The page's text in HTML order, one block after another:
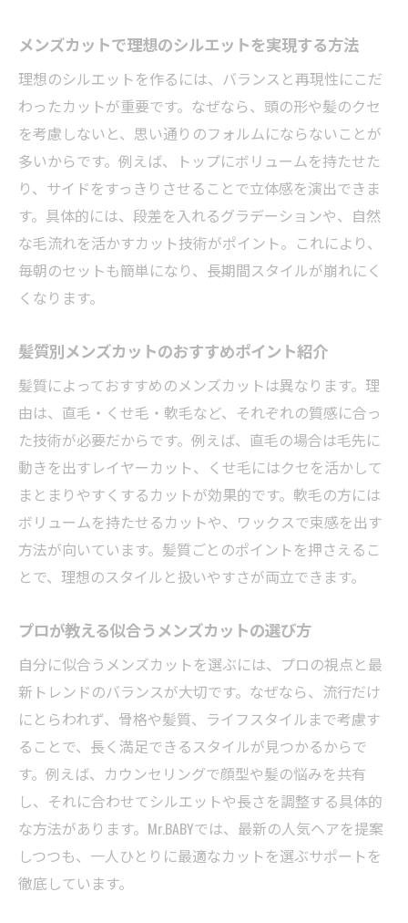
メンズカットで理想のシルエットを実現する方法
理想のシルエットを作るには、バランスと再現性にこだ
わったカットが重要です。なぜなら、頭の形や髪のクセ
を考慮しないと、思い通りのフォルムにならないことが
多いからです。例えば、トップにボリュームを持たせた
り、サイドをすっきりさせることで立体感を演出できま
す。具体的には、段差を入れるグラデーションや、自然
な毛流れを活かすカット技術がポイント。これにより、
毎朝のセットも簡単になり、長期間スタイルが崩れにく
くなります。
髪質別メンズカットのおすすめポイント紹介
髪質によっておすすめのメンズカットは異なります。理
由は、直毛・くせ毛・軟毛など、それぞれの質感に合っ
た技術が必要だからです。例えば、直毛の場合は毛先に
動きを出すレイヤーカット、くせ毛にはクセを活かして
まとまりやすくするカットが効果的です。軟毛の方には
ボリュームを持たせるカットや、ワックスで束感を出す
方法が向いています。髪質ごとのポイントを押さえるこ
とで、理想のスタイルと扱いやすさが両立できます。
プロが教える似合うメンズカットの選び方
自分に似合うメンズカットを選ぶには、プロの視点と最
新トレンドのバランスが大切です。なぜなら、流行だけ
にとらわれず、骨格や髪質、ライフスタイルまで考慮す
ることで、長く満足できるスタイルが見つかるからで
す。例えば、カウンセリングで顔型や髪の悩みを共有
し、それに合わせてシルエットや長さを調整する具体的
な方法があります。Mr.BABYでは、最新の人気ヘアを提案
しつつも、一人ひとりに最適なカットを選ぶサポートを
徹底しています。